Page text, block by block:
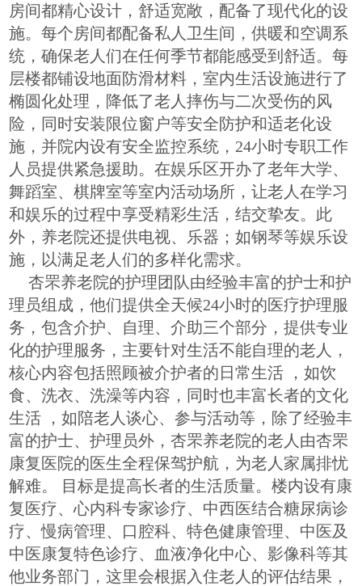
房间都精心设计，舒适宽敞，配备了现代化的设
施。每个房间都配备私人卫生间，供暖和空调系
统，确保老人们在任何季节都能感受到舒适。每
层楼都铺设地面防滑材料，室内生活设施进行了
椭圆化处理，降低了老人摔伤与二次受伤的风
险，同时安装限位窗户等安全防护和适老化设
施，并院内设有安全监控系统，24小时专职工作
人员提供紧急援助。在娱乐区开办了老年大学、
舞蹈室、棋牌室等室内活动场所，让老人在学习
和娱乐的过程中享受精彩生活，结交挚友。此
外，养老院还提供电视、乐器；如钢琴等娱乐设
施，以满足老人们的多样化需求。
杏罘养老院的护理团队由经验丰富的护士和护
理员组成，他们提供全天候24小时的医疗护理服
务，包含介护、自理、介助三个部分，提供专业
化的护理服务，主要针对生活不能自理的老人，
核心内容包括照顾被介护者的日常生活 ，如饮
食、洗衣、洗澡等内容，同时也丰富长者的文化
生活 ，如陪老人谈心、参与活动等，除了经验丰
富的护士、护理员外，杏罘养老院的老人由杏罘
康复医院的医生全程保驾护航，为老人家属排忧
解难。 目标是提高长者的生活质量。楼内设有康
复医疗、心内科专家诊疗、中西医结合糖尿病诊
疗、慢病管理、口腔科、特色健康管理、中医及
中医康复特色诊疗、血液净化中心、影像科等其
他业务部门，这里会根据入住老人的评估结果，